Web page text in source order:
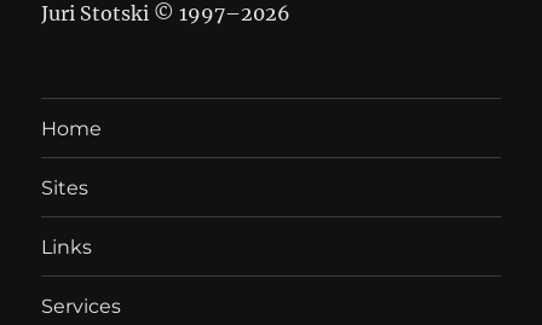
Juri Stotski © 1997–2026
Home
Sites
Links
Services